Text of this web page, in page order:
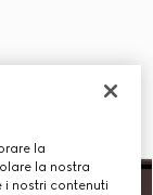
la
la nostra
i nostri contenuti